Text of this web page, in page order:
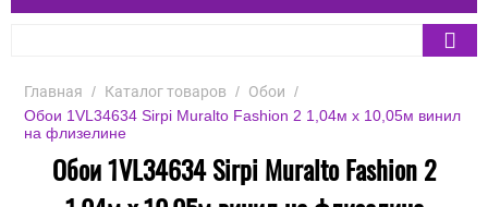
Главная / Каталог товаров / Обои /
Обои 1VL34634 Sirpi Muralto Fashion 2 1,04м х 10,05м винил
на флизелине
Обои 1VL34634 Sirpi Muralto Fashion 2